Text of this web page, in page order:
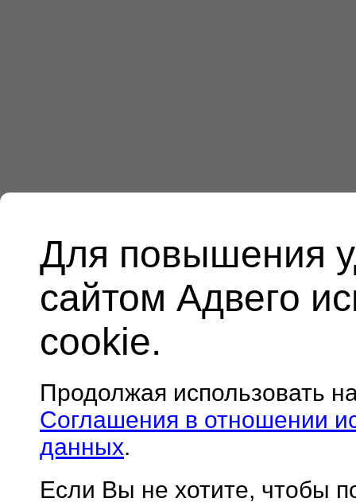
Для повышения
сайтом Адвего
cookie.
Продолжая использовать
Соглашения в отношении
данных.
Если Вы не хотите, чтобы